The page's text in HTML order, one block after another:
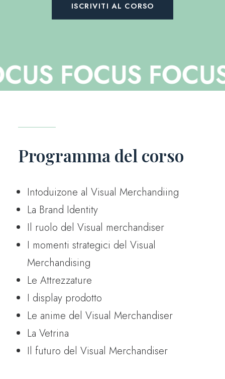
ISCRIVITI AL CORSO
FOCUSFOCUS
Programma del corso
Intoduizone al Visual Merchandiing
La Brand Identity
Il ruolo del Visual merchandiser
I momenti strategici del Visual
Merchandising
Le Attrezzature
I display prodotto
Le anime del Visual Merchandiser
La Vetrina
Il futuro del Visual Merchandiser